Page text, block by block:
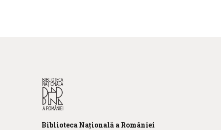
Biblioteca Națională a României